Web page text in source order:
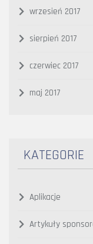
wrzesień 2017
sierpień 2017
czerwiec 2017
maj 2017
KATEGORIE
Aplikacje
Artykuły